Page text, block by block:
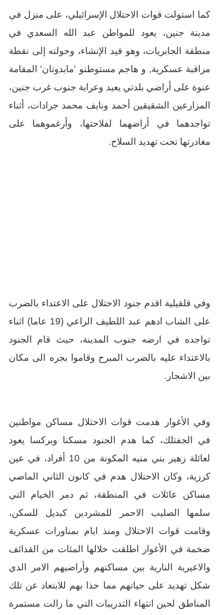
كما استولت قوات الاحتلال الإسرائيلي، على منزل في
مدينة جنين، يعود للمواطن عبد الله السعدي في
منطقة الجابريات، وهو قيد الإنشاء، وحولته إلى نقطة
مراقبة عسكرية, و هاجم مستوطنو 'مابدوتان' المقامة
عنوة على أراضي بلدتي يعبد وعرابة جنوب غرب جنين،
المزارعين الشقيقين أحمد ونايف محمد جرادات، أثناء
تواجدهما في أراضهما لفلاحتها، وأرغموهما على
مغادرتها تحت تهديد السلاح.
وفي قلقيلية اقدم جنود الاحتلال على الاعتداء بالضرب
على الشاب ادهم عبد اللطيف الراعي (19 عاما) اثناء
تواجده في ارضه جنوب المدينة، حيث قام الجنود
بالاعتداء عليه بالضرب المبرح وقاموا بجره الى مكان
بين الاشجار.
وفي الأغوار هدمت قوات الاحتلال مساكن مواطنين
في الجفتلك، كما هدم الجنود مسكنا وبركسا يعود
لعائلة زهير بني منيه المكونة من 10 أفراد، في عين
كرزية، وكان الاحتلال هدم في كانون الثاني الماضي
مساكن عائلات في المنطقة، ثم دمر الخيام التي
سلمها الصليب الاحمر للمشردين كبديل للسكن،
وقامت قوات الاحتلال ومنذ ايام بمناورات عسكرية
ضخمة في الأغوار اطلقت خلالها المئات من القذائف
والاعيرية النارية بين مساكنهم وأراضيهم الامر الذي
شكل تهديد على حياتهم مما حذا بهم للابتعاد عن تلك
المناطق لحين انتهاء التدريبات التي ما زالت مستمرة